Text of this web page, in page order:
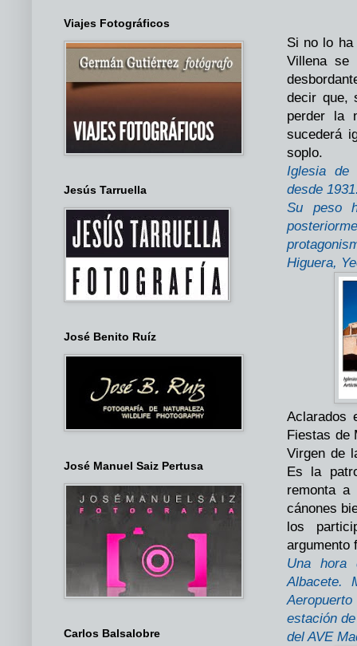
Si no lo ha
Villena se
decir que,
perder la
sucederá
soplo.
Iglesia de
desde
Su peso
Higuera,
Aclarados
Fiestas de
Virgen de
Es la
remonta a
cánones
los
argumento
Una hora
Albacete.
estación
del AVE
Viajes Fotográficos
Jesús Tarruella
José Benito Ruíz
José Manuel Saiz Pertusa
Carlos Balsalobre